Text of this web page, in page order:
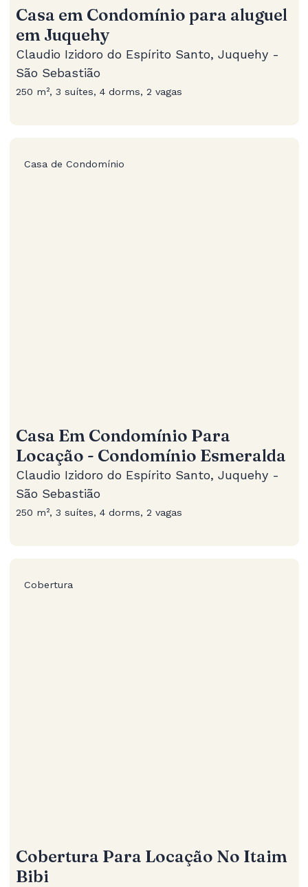
Casa em Condomínio para aluguel
em Juquehy
Claudio Izidoro do Espírito Santo, Juquehy -
São Sebastião
250 m², 3 suítes, 4 dorms, 2 vagas
Casa de Condomínio
Casa Em Condomínio Para
Locação - Condomínio Esmeralda
Claudio Izidoro do Espírito Santo, Juquehy -
São Sebastião
250 m², 3 suítes, 4 dorms, 2 vagas
Cobertura
Cobertura Para Locação No Itaim
Bibi